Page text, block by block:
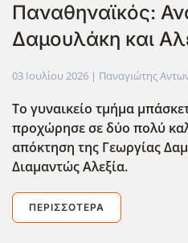
Παναθηναϊκός:
Δαμουλάκη και
03 Ιουλίου 2026 | Παναγιώτης
Το γυναικείο τμήμα
προχώρησε σε δύο πολύ
απόκτηση της Γεωργίας
Διαμαντώς Αλεξία.
ΠΕΡΙΣΣΌΤΕΡΑ